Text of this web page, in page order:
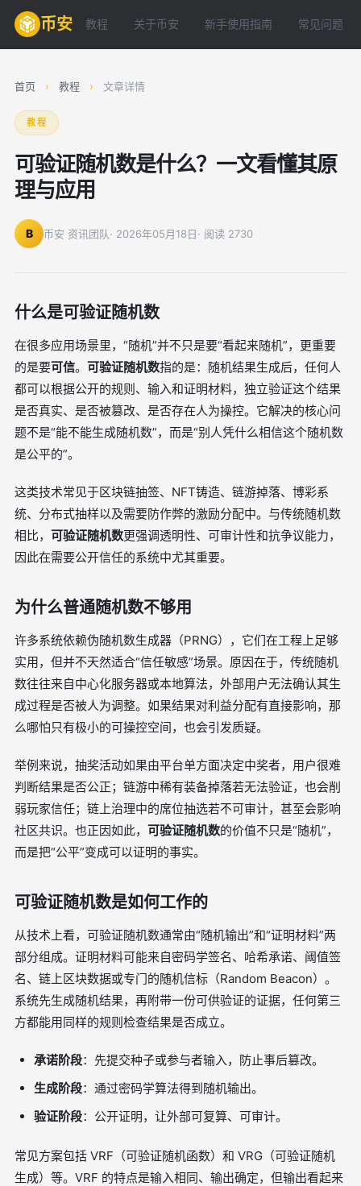
币安 教程 关于币安 新手使用指南 常见问题
首页 › 教程 › 文章详情
教程
可验证随机数是什么？一文看懂其原
理与应用
B 币安 资讯团队· 2026年05月18日· 阅读 2730
什么是可验证随机数
在很多应用场景里，“随机”并不只是要“看起来随机”，更重要
的是要可信。 可验证随机数指的是：随机结果生成后，任何人
都可以根据公开的规则、输入和证明材料，独立验证这个结果
是否真实、是否被篡改、是否存在人为操控。它解决的核心问
题不是“能不能生成随机数”，而是“别人凭什么相信这个随机数
是公平的”。
这类技术常见于区块链抽签、NFT铸造、链游掉落、博彩系
统、分布式抽样以及需要防作弊的激励分配中。与传统随机数
相比， 可验证随机数更强调透明性、可审计性和抗争议能力，
因此在需要公开信任的系统中尤其重要。
为什么普通随机数不够用
许多系统依赖伪随机数生成器（PRNG），它们在工程上足够
实用，但并不天然适合“信任敏感”场景。原因在于，传统随机
数往往来自中心化服务器或本地算法，外部用户无法确认其生
成过程是否被人为调整。如果结果对利益分配有直接影响，那
么哪怕只有极小的可操控空间，也会引发质疑。
举例来说，抽奖活动如果由平台单方面决定中奖者，用户很难
判断结果是否公正；链游中稀有装备掉落若无法验证，也会削
弱玩家信任；链上治理中的席位抽选若不可审计，甚至会影响
社区共识。也正因如此， 可验证随机数的价值不只是“随机”，
而是把“公平”变成可以证明的事实。
可验证随机数是如何工作的
从技术上看，可验证随机数通常由“随机输出”和“证明材料”两
部分组成。证明材料可能来自密码学签名、哈希承诺、阈值签
名、链上区块数据或专门的随机信标（Random Beacon）。
系统先生成随机结果，再附带一份可供验证的证据，任何第三
方都能用同样的规则检查结果是否成立。
承诺阶段：先提交种子或参与者输入，防止事后篡改。
生成阶段：通过密码学算法得到随机输出。
验证阶段：公开证明，让外部可复算、可审计。
常见方案包括 VRF（可验证随机函数）和 VRG（可验证随机
生成）等。VRF 的特点是输入相同、输出确定，但输出看起来